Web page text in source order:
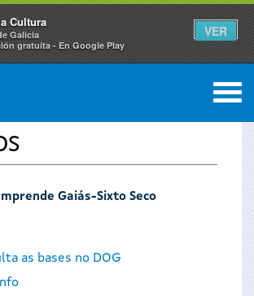
Cultura
Galicia
gratuíta - En Google Play
VER
0
Gaiás-Sixto Seco
as bases no DOG